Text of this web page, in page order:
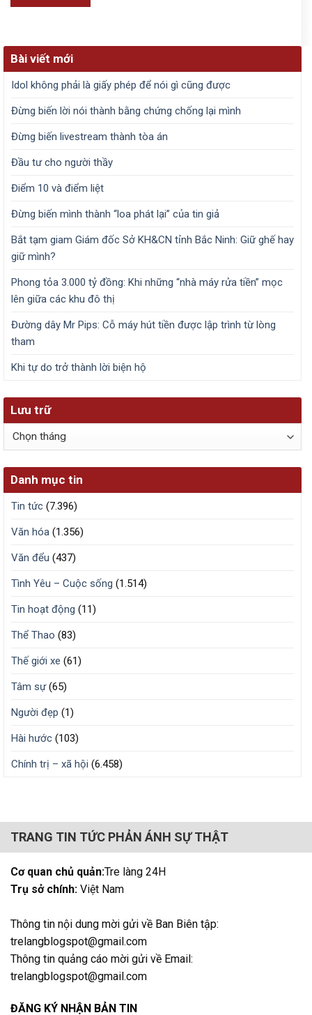
Bài viết mới
Idol không phải là giấy phép để nói gì cũng được
Đừng biến lời nói thành bằng chứng chống lại mình
Đừng biến livestream thành tòa án
Đầu tư cho người thầy
Điểm 10 và điểm liệt
Đừng biến mình thành “loa phát lại” của tin giả
Bắt tạm giam Giám đốc Sở KH&CN tỉnh Bắc Ninh: Giữ ghế hay
giữ mình?
Phong tỏa 3.000 tỷ đồng: Khi những “nhà máy rửa tiền” mọc
lên giữa các khu đô thị
Đường dây Mr Pips: Cỗ máy hút tiền được lập trình từ lòng
tham
Khi tự do trở thành lời biện hộ
Lưu trữ
Lưu
Danh mục tin
Tin tức (7.396)
Văn hóa (1.356)
Văn đểu (437)
Tình Yêu – Cuộc sống (1.514)
Tin hoạt động (11)
Thể Thao (83)
Thế giới xe (61)
Tâm sự(65)
Người đẹp (1)
Hài hước (103)
Chính trị – xã hội (6.458)
TRANG TIN TỨC PHẢN ÁNH SỰ THẬT
Cơ quan chủ quản:Tre làng 24H
Trụ sở chính: Việt Nam
Thông tin nội dung mời gửi về Ban Biên tập:
trelangblogspot@gmail.com
Thông tin quảng cáo mời gửi về Email:
trelangblogspot@gmail.com
ĐĂNG KÝ NHẬN BẢN TIN